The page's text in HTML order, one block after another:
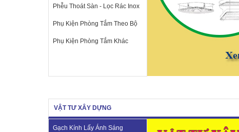
Phễu Thoát Sàn - Lọc Rác Inox
Phụ Kiện Phòng Tắm Theo Bộ
Phụ Kiện Phòng Tắm Khác
VẬT TƯ XÂY DỰNG
Gạch Kính Lấy Ánh Sáng